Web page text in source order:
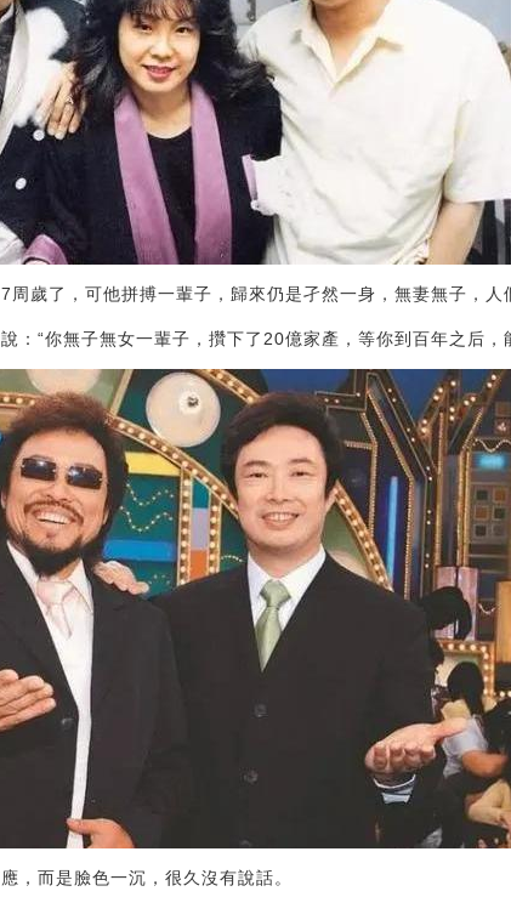
歲了，可他拼搏一輩子，歸來仍是孑然一身，無妻無子，人
：“你無子無女一輩子，攢下了20億家產，等你到百年之后，
，而是臉色一沉，很久沒有說話。